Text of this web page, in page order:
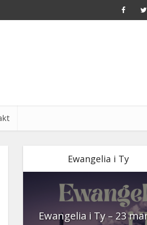
Ewangelia i Ty
Ewangelia i Ty – 23